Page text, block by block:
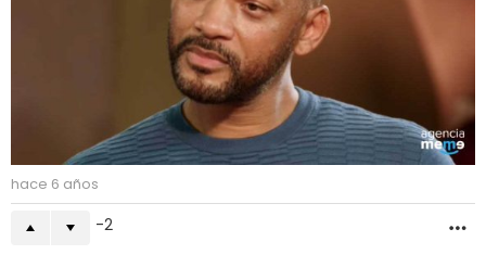
hace 6 años
-2